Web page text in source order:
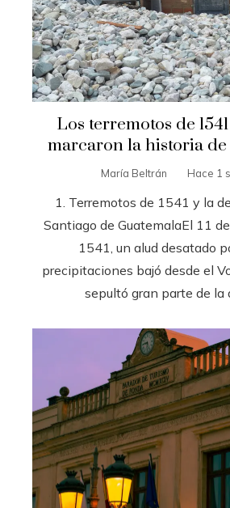
Los terremotos de 1541
marcaron la historia de
María Beltrán Hace 1
1. Terremotos de 1541 y la
Santiago de GuatemalaEl 11
1541, un alud desatado
precipitaciones bajó desde el
sepultó gran parte de la